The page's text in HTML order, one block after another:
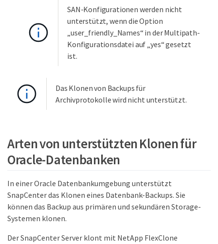
SAN-Konfigurationen werden nicht
unterstützt, wenn die Option
„user_friendly_Names“ in der Multipath-
Konfigurationsdatei auf „yes“ gesetzt
ist.
Das Klonen von Backups für
Archivprotokolle wird nicht unterstützt.
Arten von unterstützten Klonen für
Oracle-Datenbanken
In einer Oracle Datenbankumgebung unterstützt
SnapCenter das Klonen eines Datenbank-Backups. Sie
können das Backup aus primären und sekundären Storage-
Systemen klonen.
Der SnapCenter Server klont mit NetApp FlexClone